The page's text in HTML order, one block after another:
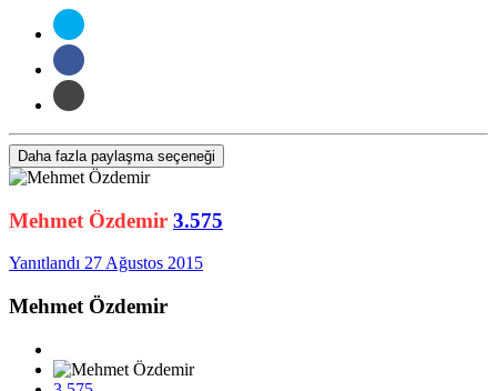
Daha fazla paylaşma seçeneği
Mehmet Özdemir 3.575
Yanıtlandı 27 Ağustos 2015
Mehmet Özdemir